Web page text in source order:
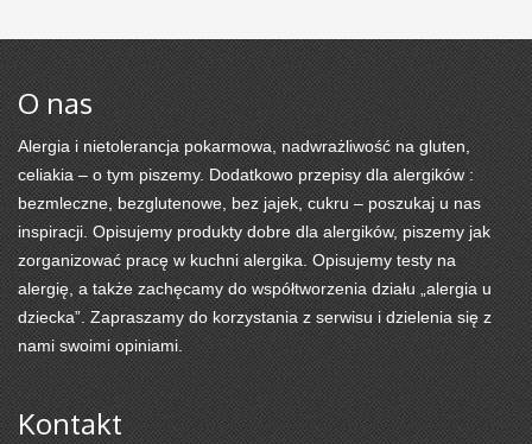
O nas
Alergia i nietolerancja pokarmowa, nadwrażliwość na gluten,
celiakia – o tym piszemy. Dodatkowo przepisy dla alergików :
bezmleczne, bezglutenowe, bez jajek, cukru – poszukaj u nas
inspiracji. Opisujemy produkty dobre dla alergików, piszemy jak
zorganizować pracę w kuchni alergika. Opisujemy testy na
alergię, a także zachęcamy do współtworzenia działu „alergia u
dziecka”. Zapraszamy do korzystania z serwisu i dzielenia się z
nami swoimi opiniami.
Kontakt